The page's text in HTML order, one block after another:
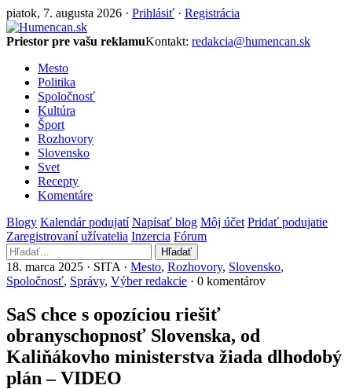
piatok, 7. augusta 2026 · Prihlásiť · Registrácia
Priestor pre vašu reklamuKontakt: redakcia@humencan.sk
Mesto
Politika
Spoločnosť
Kultúra
Šport
Rozhovory
Slovensko
Svet
Recepty
Komentáre
Blogy Kalendár podujatí Napísať blog Môj účet Pridať podujatie
Zaregistrovaní užívatelia Inzercia Fórum
Hľadať
18. marca 2025 · SITA · Mesto, Rozhovory, Slovensko,
Spoločnosť, Správy, Výber redakcie · 0 komentárov
SaS chce s opozíciou riešiť
obranyschopnosť Slovenska, od
Kaliňákovho ministerstva žiada dlhodobý
plán – VIDEO